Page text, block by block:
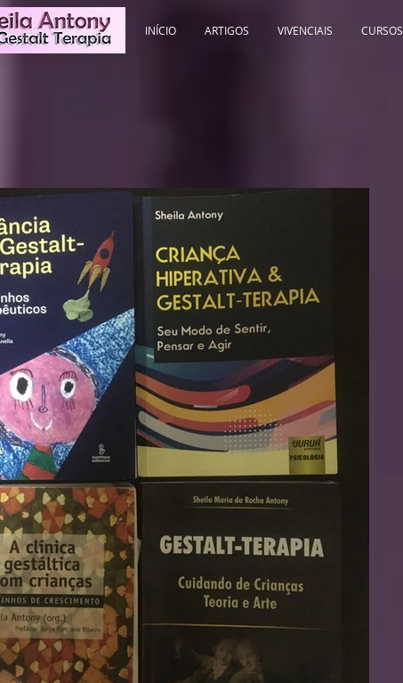
INÍCIO ARTIGOS VIVENCIAIS CURSOS